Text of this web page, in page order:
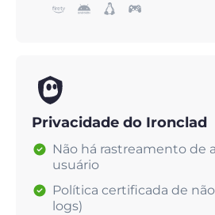
Privacidade do Ironclad
Não há rastreamento de
usuário
Política certificada de
logs)